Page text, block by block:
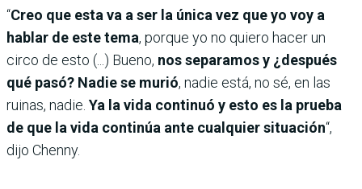
“Creo que esta va a ser la única vez que yo voy a
hablar de este tema, porque yo no quiero hacer un
circo de esto (...) Bueno, nos separamos y ¿después
qué pasó? Nadie se murió, nadie está, no sé, en las
ruinas, nadie. Ya la vida continuó y esto es la prueba
de que la vida continúa ante cualquier situación“,
dijo Chenny.